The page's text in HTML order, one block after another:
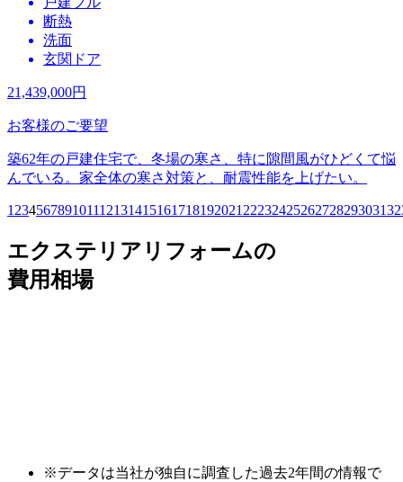
断熱
洗面
玄関ドア
21,439,000円
お客様のご要望
築62年の戸建住宅で、冬場の寒さ、特に隙間風がひどくて悩
んでいる。家全体の寒さ対策と、耐震性能を上げたい。
1 23456789101112131415161718192021 2223242526272829303132
エクステリアリフォームの
費用相場
※データは当社が独自に調査した過去2年間の情報で